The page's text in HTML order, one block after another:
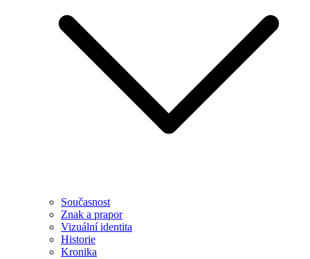
Současnost
Znak a prapor
Vizuální identita
Historie
Kronika